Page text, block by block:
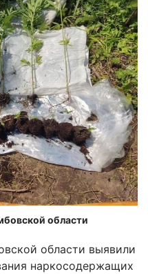
области
области выявили
наркосодержащих